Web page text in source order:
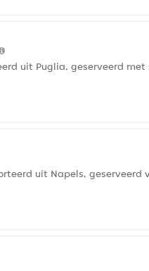
uit Puglia, geserveerd
uit Napels, geserveerd